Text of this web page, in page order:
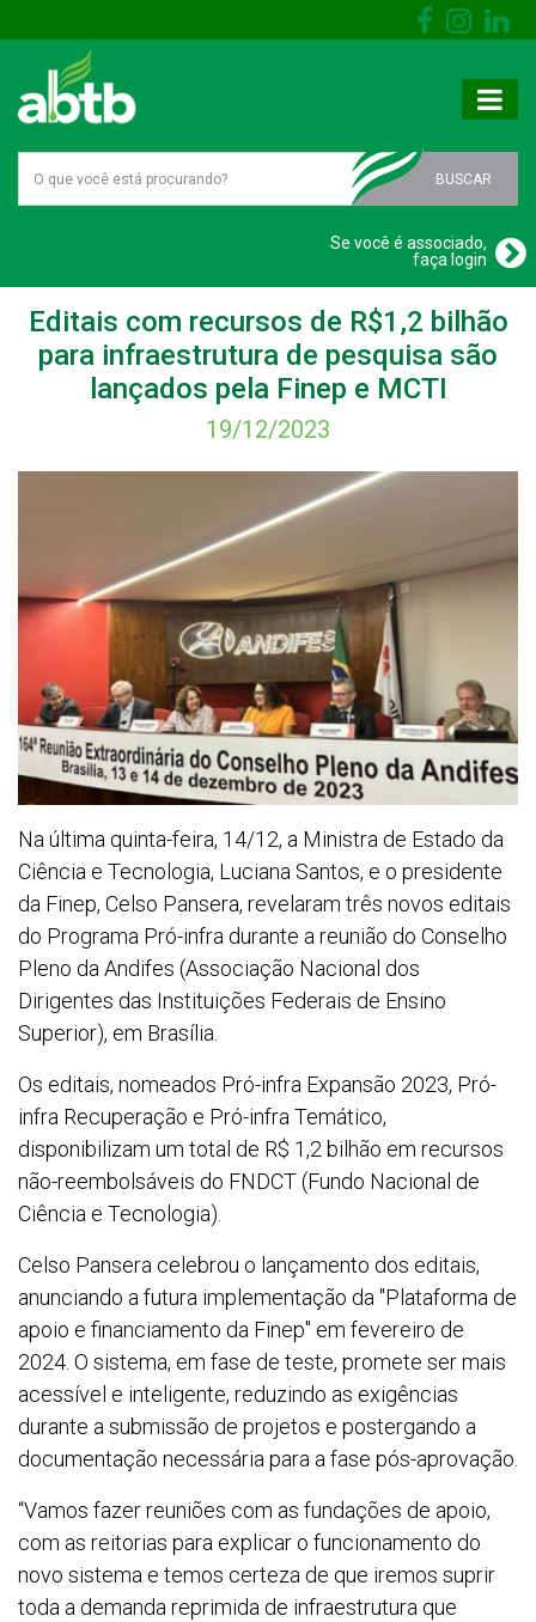
BUSCAR
Se você é associado,
faça login
Editais com recursos de R$1,2 bilhão
para infraestrutura de pesquisa são
lançados pela Finep e MCTI
19/12/2023
Na última quinta-feira, 14/12, a Ministra de Estado da
Ciência e Tecnologia, Luciana Santos, e o presidente
da Finep, Celso Pansera, revelaram três novos editais
do Programa Pró-infra durante a reunião do Conselho
Pleno da Andifes (Associação Nacional dos
Dirigentes das Instituições Federais de Ensino
Superior), em Brasília.
Os editais, nomeados Pró-infra Expansão 2023, Pró-
infra Recuperação e Pró-infra Temático,
disponibilizam um total de R$ 1,2 bilhão em recursos
não-reembolsáveis do FNDCT (Fundo Nacional de
Ciência e Tecnologia).
Celso Pansera celebrou o lançamento dos editais,
anunciando a futura implementação da "Plataforma de
apoio e financiamento da Finep" em fevereiro de
2024. O sistema, em fase de teste, promete ser mais
acessível e inteligente, reduzindo as exigências
durante a submissão de projetos e postergando a
documentação necessária para a fase pós-aprovação.
“Vamos fazer reuniões com as fundações de apoio,
com as reitorias para explicar o funcionamento do
novo sistema e temos certeza de que iremos suprir
toda a demanda reprimida de infraestrutura que